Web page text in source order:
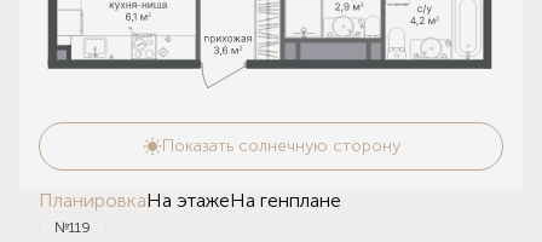
Показать солнечную сторону
ПланировкаНа этажеНа генплане
№119